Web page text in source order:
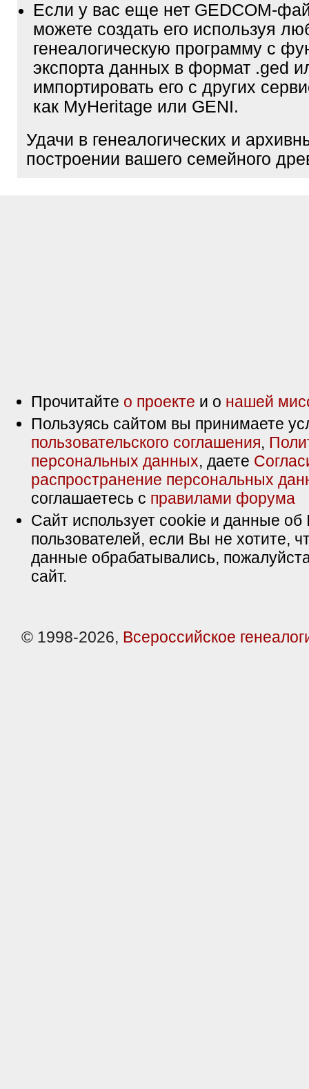
Если у вас еще нет GEDCOM-
можете создать его используя
генеалогическую программу с
экспорта данных в формат .ged
импортировать его с других
как MyHeritage или GENI.
Удачи в генеалогических и
построении вашего семейного
Прочитайте о проекте и о нашей
Пользуясь сайтом вы принимаете
пользовательского соглашения,
персональных данных, даете
распространение персональных
соглашаетесь с правилами форума
Сайт использует cookie и данные об
пользователей, если Вы не хотите,
данные обрабатывались,
сайт.
© 1998-2026, Всероссийское